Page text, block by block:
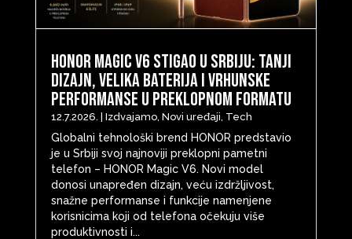
HONOR Magic V6 stigao u Srbiju: Tanji
dizajn, velika baterija i vrhunske
performanse u preklopnom formatu
12.7.2026. | Izdvajamo, Novi uređaji Tech
Globalni tehnološki brend HONOR predstavio
je u Srbiji svoj najnoviji preklopni pametni
telefon – HONOR Magic V6. Novi model
donosi unapređen dizajn, veću izdržljivost,
snažne performanse i funkcije namenjene
korisnicima koji od telefona očekuju više
produktivnosti i...